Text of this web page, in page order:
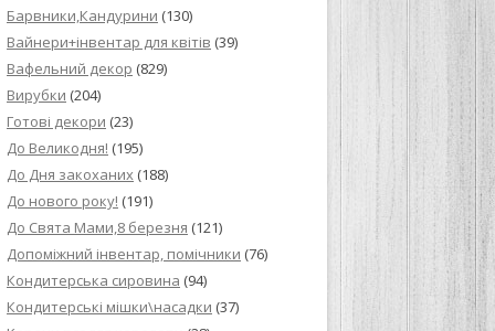
ПИРОГА З
БАГАТО
Барвники,Кандурини (130)
Вайнери+інвентар для квітів (39)
Вафельний декор (829)
Вирубки (204)
Готові декори (23)
До Великодня! (195)
До Дня закоханих (188)
До нового року! (191)
До Свята Мами,8 березня (121)
Допоміжний інвентар, помічники (76)
Кондитерська сировина (94)
Кондитерські мішки\насадки (37)